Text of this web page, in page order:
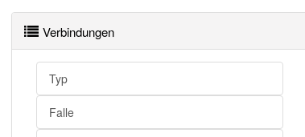
Bank
Bank openthesaurus
Verbindungen
Typ
Falle